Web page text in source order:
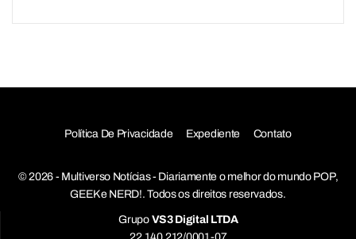
Política De Privacidade Expediente Contato
© 2026 - Multiverso Notícias - Diariamente o melhor do mundo POP,
GEEK e NERD!. Todos os direitos reservados.
Grupo VS3 Digital LTDA